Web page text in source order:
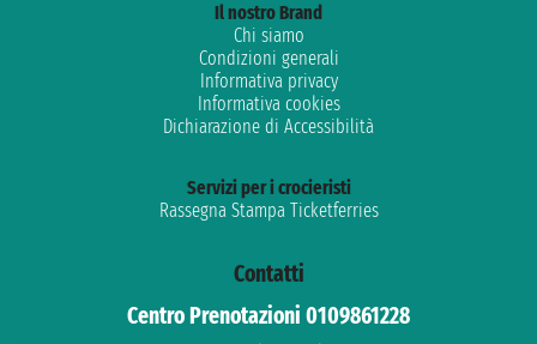
Il nostro Brand
Chi siamo
Condizioni generali
Informativa privacy
Informativa cookies
Dichiarazione di Accessibilità
Servizi per i crocieristi
Rassegna Stampa Ticketferries
Contatti
Centro Prenotazioni 0109861228